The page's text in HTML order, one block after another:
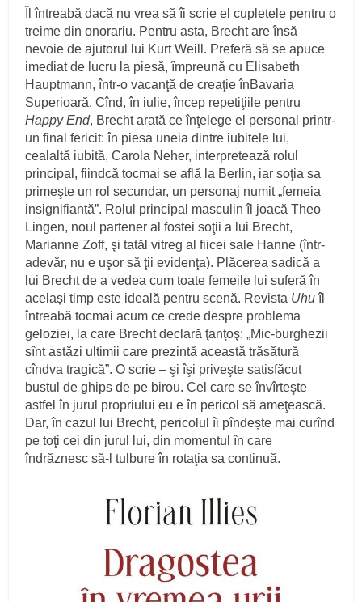
Îl întreabă dacă nu vrea să îi scrie el cupletele pentru o
treime din onorariu. Pentru asta, Brecht are însă
nevoie de ajutorul lui Kurt Weill. Preferă să se apuce
imediat de lucru la piesă, împreună cu Elisabeth
Hauptmann, într-o vacanţă de creaţie înBavaria
Superioară. Cînd, în iulie, încep repetiţiile pentru
Happy End, Brecht arată ce înţelege el personal printr-
un final fericit: în piesa uneia dintre iubitele lui,
cealaltă iubită, Carola Neher, interpretează rolul
principal, fiindcă tocmai se află la Berlin, iar soţia sa
primeşte un rol secundar, un personaj numit „femeia
insignifiantă”. Rolul principal masculin îl joacă Theo
Lingen, noul partener al fostei soţii a lui Brecht,
Marianne Zoff, şi tatăl vitreg al fiicei sale Hanne (într-
adevăr, nu e uşor să ţii evidenţa). Plăcerea sadică a
lui Brecht de a vedea cum toate femeile lui suferă în
același timp este ideală pentru scenă. Revista Uhuîl
întreabă tocmai acum ce crede despre problema
geloziei, la care Brecht declară ţanţoş: „Mic-burghezii
sînt astăzi ultimii care prezintă această trăsătură
cîndva tragică”. O scrie – şi îşi priveşte satisfăcut
bustul de ghips de pe birou. Cel care se învîrteşte
astfel în jurul propriului eu e în pericol să ameţească.
Dar, în cazul lui Brecht, pericolul îi pîndește mai curînd
pe toţi cei din jurul lui, din momentul în care
îndrăznesc să-l tulbure în rotaţia sa continuă.